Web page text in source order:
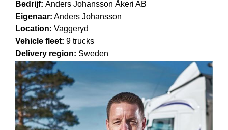
Bedrijf: Anders Johansson Åkeri AB
Eigenaar: Anders Johansson
Location: Vaggeryd
Vehicle fleet: 9 trucks
Delivery region: Sweden